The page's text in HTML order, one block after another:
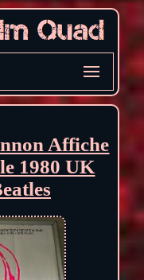
Affiche
1980 UK